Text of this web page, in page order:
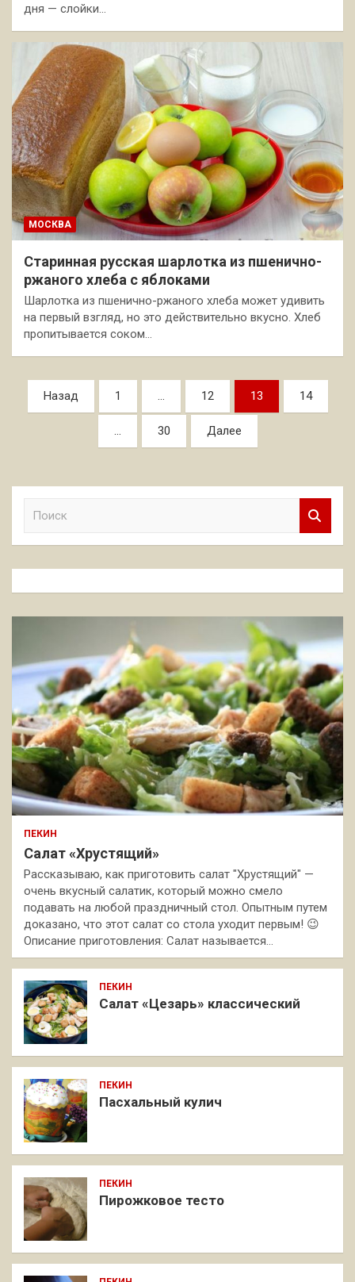
дня — слойки…
МОСКВА
Старинная русская шарлотка из пшенично-
ржаного хлеба с яблоками
Шарлотка из пшенично-ржаного хлеба может удивить
на первый взгляд, но это действительно вкусно. Хлеб
пропитывается соком…
Пагинация
записей
Назад 1 … 12 13 14
… 30 Далее
к
ПЕКИН
Салат «Хрустящий»
Рассказываю, как приготовить салат "Хрустящий" —
очень вкусный салатик, который можно смело
подавать на любой праздничный стол. Опытным путем
доказано, что этот салат со стола уходит первым! 😉
Описание приготовления: Салат называется…
ПЕКИН
Салат «Цезарь» классический
ПЕКИН
Пасхальный кулич
ПЕКИН
Пирожковое тесто